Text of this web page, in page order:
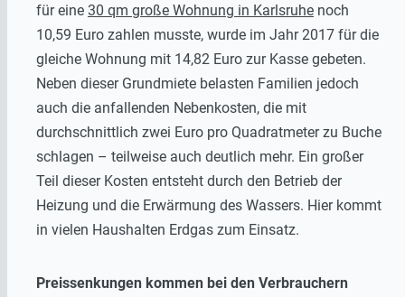
für eine 30 qm große Wohnung in Karlsruhe noch
10,59 Euro zahlen musste, wurde im Jahr 2017 für die
gleiche Wohnung mit 14,82 Euro zur Kasse gebeten.
Neben dieser Grundmiete belasten Familien jedoch
auch die anfallenden Nebenkosten, die mit
durchschnittlich zwei Euro pro Quadratmeter zu Buche
schlagen – teilweise auch deutlich mehr. Ein großer
Teil dieser Kosten entsteht durch den Betrieb der
Heizung und die Erwärmung des Wassers. Hier kommt
in vielen Haushalten Erdgas zum Einsatz.
Preissenkungen kommen bei den Verbrauchern